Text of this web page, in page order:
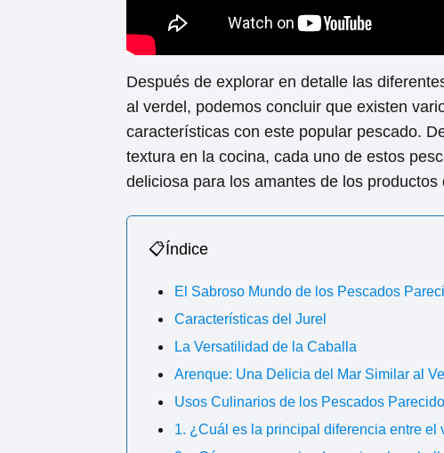
Después de explorar en detalle las
al verdel, podemos concluir que existen
características con este popular pescado.
textura en la cocina, cada uno de estos
deliciosa para los amantes de los productos
📋Índice
El Sabroso Mundo de los Pescados
Características del Jurel
La Versatilidad de la Caballa
Arenque: Una Delicia del Mar Similar al
Usos Culinarios de los Pescados
1. ¿Cuál es la principal diferencia entre el